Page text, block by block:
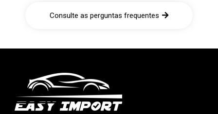
Consulte as perguntas frequentes